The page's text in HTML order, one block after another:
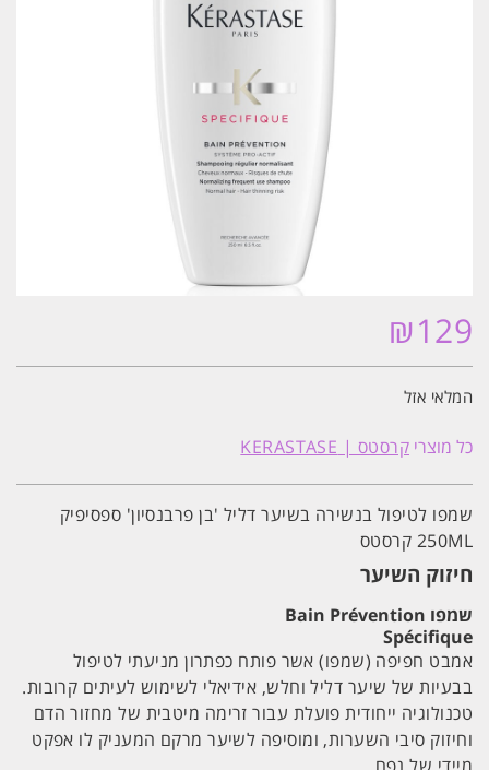
₪129
המלאי אזל
כל מוצרי קרסטס | KERASTASE
שמפו לטיפול בנשירה בשיער דליל 'בן פרבנסיון' ספסיפיק
250ML קרסטס
חיזוק השיער
שמפו Bain Prévention
Spécifique
אמבט חפיפה (שמפו) אשר פותח כפתרון מניעתי לטיפול
בבעיות של שיער דליל וחלש, אידיאלי לשימוש לעיתים קרובות.
טכנולוגיה ייחודית פועלת עבור זרימה מיטבית של מחזור הדם
וחיזוק סיבי השערות, ומוסיפה לשיער מרקם המעניק לו אפקט